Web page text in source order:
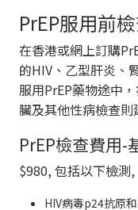
PrEP服用前
在香港或網上訂購
的HIV、乙型肝炎、
服用PrEP藥物途中
臟及其他性病檢查則
PrEP檢查費用-
$980, 包括以下檢測
HIV病毒p24抗原